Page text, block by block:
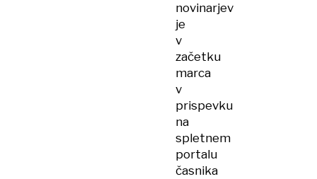
novinarjev
je
v
začetku
marca
v
prispevku
na
spletnem
portalu
časnika